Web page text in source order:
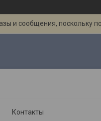
и сообщения, поскольку
Контакты